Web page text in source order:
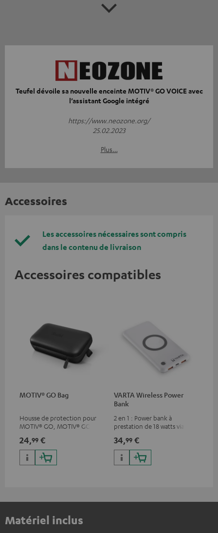
Teufel dévoile sa nouvelle enceinte MOTIV® GO VOICE avec
l’assistant Google intégré
https://www.neozone.org/
25.02.2023
Plus…
Accessoires
Les accessoires nécessaires sont compris
dans le contenu de livraison
Accessoires compatibles
MOTIV® GO Bag
Housse de protection pour
MOTIV® GO, MOTIV® GO 2 et
24,99 €
VARTA Wireless Power
Bank
2 en 1 : Power bank à
prestation de 18 watts via USB
jusqu’à 10 watts
34,99 €
Matériel inclus